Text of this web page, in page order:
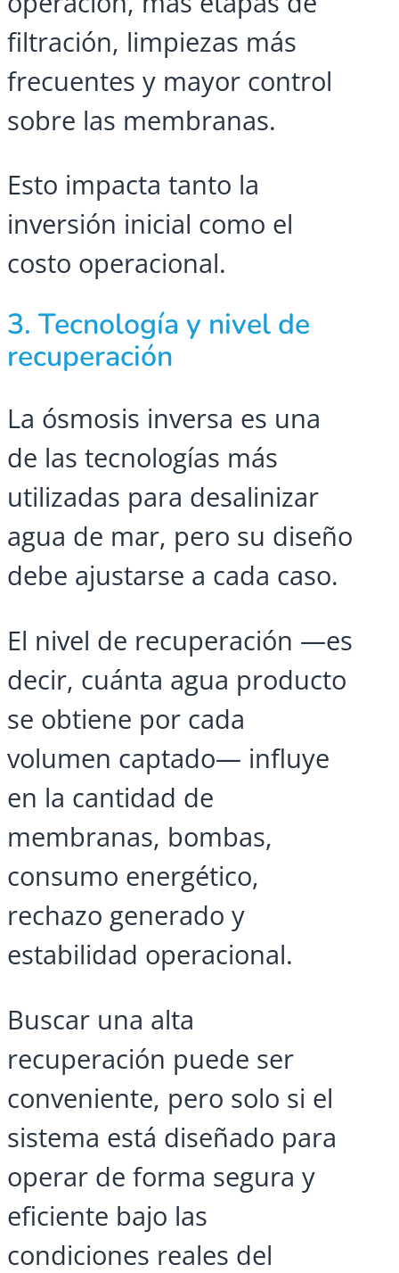
filtración, limpiezas más
frecuentes y mayor control
sobre las membranas.
Esto impacta tanto la
inversión inicial como el
costo operacional.
3. Tecnología y nivel de
recuperación
La ósmosis inversa es una
de las tecnologías más
utilizadas para desalinizar
agua de mar, pero su diseño
debe ajustarse a cada caso.
El nivel de recuperación —es
decir, cuánta agua producto
se obtiene por cada
volumen captado— influye
en la cantidad de
membranas, bombas,
consumo energético,
rechazo generado y
estabilidad operacional.
Buscar una alta
recuperación puede ser
conveniente, pero solo si el
sistema está diseñado para
operar de forma segura y
eficiente bajo las
condiciones reales del